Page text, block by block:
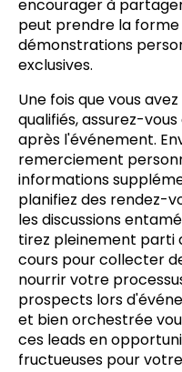
encourager à
peut prendre la
démonstrations
exclusives.
Une fois que vous
qualifiés, assurez-
après l'événement.
remerciement
informations
planifiez des rendez-
les discussions
tirez pleinement parti
cours pour collecter
nourrir votre
prospects lors
et bien orchestrée
ces leads en
fructueuses pour